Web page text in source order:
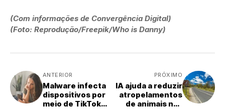
(Com informações de Convergência Digital)
(Foto: Reprodução/Freepik/Who is Danny)
ANTERIOR
Malware infecta
dispositivos por
meio de TikTok
PRÓXIMO
IA ajuda a reduzir
atropelamentos
de animais nas